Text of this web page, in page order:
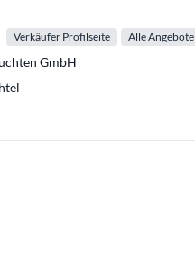
Verkäufer Profilseite Alle Angebote
GmbH